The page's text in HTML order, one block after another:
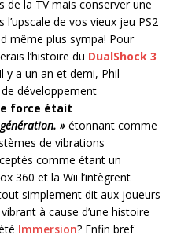
de la TV mais conserver une
de vos vieux jeu PS2
même plus sympa! Pour
l’histoire du DualShock 3
y a un an et demi, Phil
développement
force était
» étonnant comme
de vibrations
comme étant un
360 et la Wii l’intègrent
simplement dit aux joueurs
à cause d’une histoire
Immersion? Enfin bref